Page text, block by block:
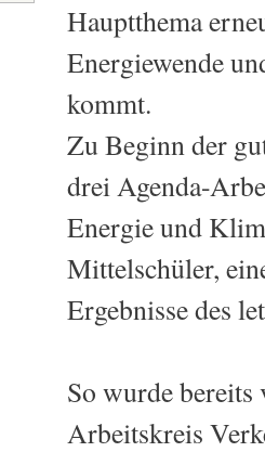
Hauptthema
Energiewende
kommt.
Zu Beginn der
drei Agenda-
Energie und
Mittelschüler,
Ergebnisse des
So wurde
Arbeitskreis